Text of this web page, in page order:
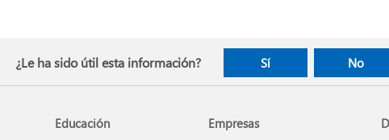
¿Le ha sido útil esta información? Sí No
Educación Empresas